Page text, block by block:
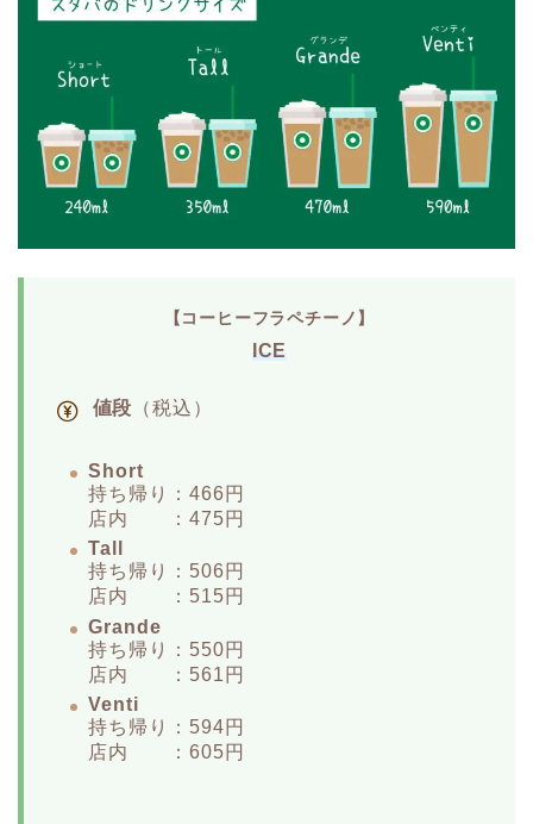
【コーヒーフラペチーノ】
ICE
値段 （税込）
Short
持ち帰り：466円
店内 ：475円
Tall
持ち帰り：506円
店内 ：515円
Grande
持ち帰り：550円
店内 ：561円
Venti
持ち帰り：594円
店内 ：605円